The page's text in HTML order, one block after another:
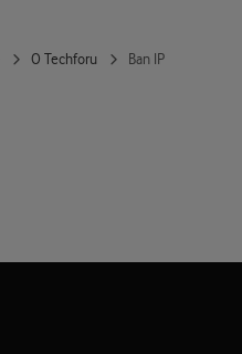
O Techforu Ban IP